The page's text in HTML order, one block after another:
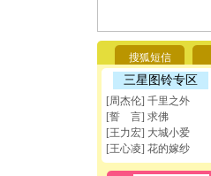
搜狐短信
三星图铃专区
[周杰伦] 千里之外
[誓 言] 求佛
[王力宏] 大城小爱
[王心凌] 花的嫁纱